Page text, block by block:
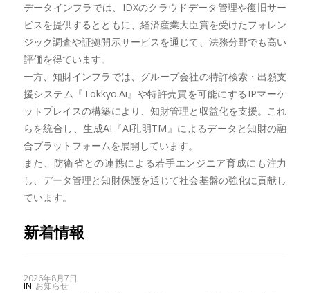
データインフラでは、IDXのクラウドデータ管理や復旧サー
ビスを提供するとともに、経済産業大臣賞を受けたフォレン
ジック調査や証拠開示サービスを通じて、法務分野でも高い
評価を得ています。
一方、知財インフラでは、グループ会社の特許検索・出願支
援システム『Tokkyo.Ai』や特許売買を可能にするIPマーケ
ットプレイスの構築により、知財管理と収益化を支援。これ
らを統合し、生成AI『AI孔明TM』によるデータと知財の融
合プラットフォームを展開しています。
また、防衛省との連携による若手エンジニア育成にも注力
し、データ管理と知財保護を通じて社会基盤の強化に貢献し
ています。
新着情報
2026年8月7日
IN お知らせ